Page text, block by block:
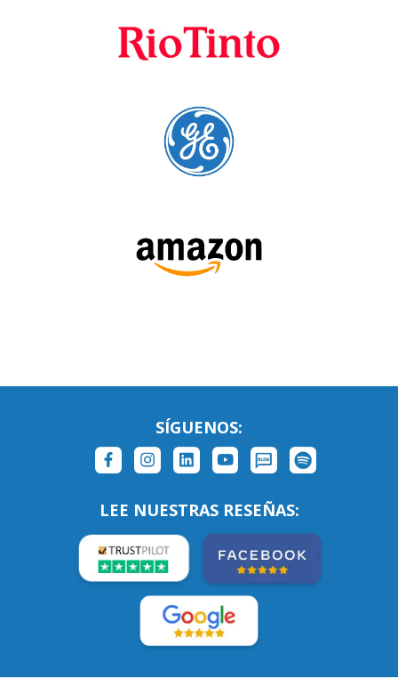
Principal Proveedor
Language Trainers es el principal proveedor de
SÍGUENOS:
LEE NUESTRAS RESEÑAS: